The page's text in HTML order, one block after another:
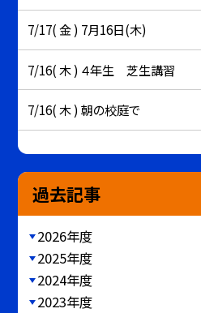
7/17( 金 ) 7月16日(木)
7/16( 木 ) ４年生 芝生講習
7/16( 木 ) 朝の校庭で
過去記事
2026年度
2025年度
2024年度
2023年度